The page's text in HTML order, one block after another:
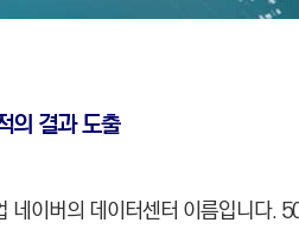
의 결과 도출
네이버의 데이터센터 이름입니다.